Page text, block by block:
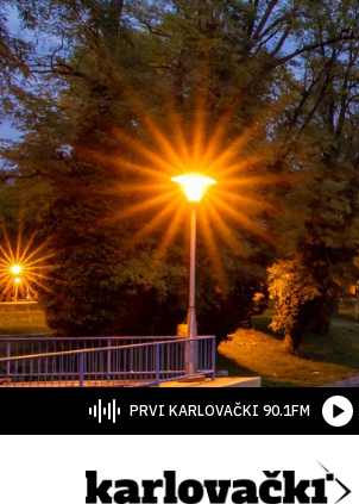
PRVI KARLOVAČKI 90.1FM